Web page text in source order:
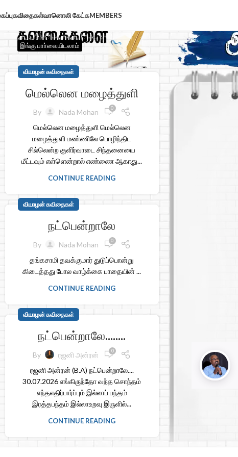
கவிதைகள்வானொலி கேட்கMEMBERS
இங்கு பாா்வையிடலாம்
வியாழன் கவிதைகள்
மெல்லென மழைத்துளி
By Nada Mohan 0
மெல்லென மழைத்துளி மெல்லென
மழைத்துளி மண்ணிலே பொழிந்திட
சில்லென்ற குளிர்வாடை சிந்தனையை
மீட்டவும் எள்ளென்றால் எண்ணை ஆகாது...
CONTINUE READING
வியாழன் கவிதைகள்
நட்பென்றாலே
By Nada Mohan 0
தங்கசாமி தவக்குமார் துடுப்பொன்று
கிடைத்தது போல வாழ்க்கை பாதையின் ...
CONTINUE READING
வியாழன் கவிதைகள்
நட்பென்றாலே……..
By ரஜனி அன்ரன் 0
ரஜனி அன்ரன் (B.A) நட்பென்றாலே....
30.07.2026 எங்கிருந்தோ வந்த சொந்தம்
எந்தஎதிர்பார்ப்பும் இல்லாப் பந்தம்
இரத்தபந்தம் இல்லாஉறவு இருளில்...
CONTINUE READING